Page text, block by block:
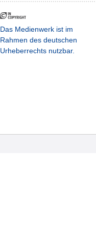
Das Medienwerk ist im
Rahmen des deutschen
Urheberrechts nutzbar.